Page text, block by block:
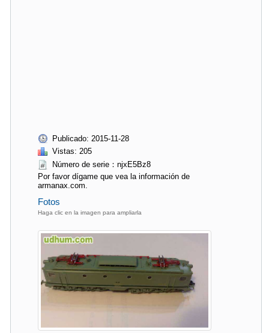
Publicado: 2015-11-28
Vistas: 205
Número de serie：njxE5Bz8
Por favor dígame que vea la información de
armanax.com.
Fotos
Haga clic en la imagen para ampliarla